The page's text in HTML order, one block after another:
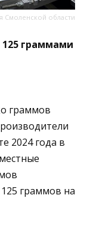
Смоленской области
граммами
граммов
2024 года в
граммов на